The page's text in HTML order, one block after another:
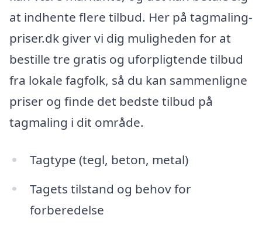
at indhente flere tilbud. Her på tagmaling-
priser.dk giver vi dig muligheden for at
bestille tre gratis og uforpligtende tilbud
fra lokale fagfolk, så du kan sammenligne
priser og finde det bedste tilbud på
tagmaling i dit område.
Tagtype (tegl, beton, metal)
Tagets tilstand og behov for
forberedelse